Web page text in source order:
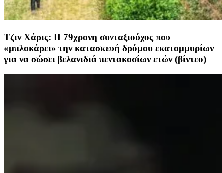
Τζιν Χάρις: Η 79χρονη συνταξιούχος που
«μπλοκάρει» την κατασκευή δρόμου εκατομμυρίων
για να σώσει βελανιδιά πεντακοσίων ετών (βίντεο)